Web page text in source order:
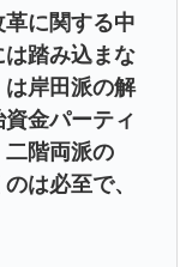
に関する中
は踏み込まな
岸田派の解
金パーティ
二階両派の
は必至で、